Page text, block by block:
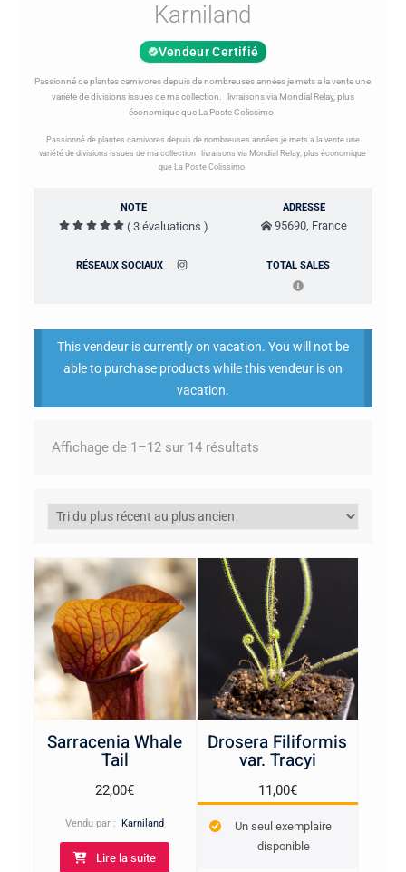
Karniland
Vendeur Certifié
Passionné de plantes carnivores depuis de nombreuses années je mets a la vente une
variété de divisions issues de ma collection. livraisons via Mondial Relay, plus
économique que La Poste Colissimo.
Passionné de plantes carnivores depuis de nombreuses années je mets a la vente une
variété de divisions issues de ma collection livraisons via Mondial Relay, plus économique
que La Poste Colissimo.
NOTE
( 3 évaluations )
ADRESSE
95690, France
RÉSEAUX SOCIAUX TOTAL SALES
This vendeur is currently on vacation. You will not be
able to purchase products while this vendeur is on
vacation.
Affichage de 1–12 sur 14 résultatsTrié
récent
ancien
Sarracenia Whale
Tail
22,00€
Vendu par :Karniland
Lire la suite
Drosera Filiformis
var. Tracyi
11,00€
Un seul exemplaire
disponible